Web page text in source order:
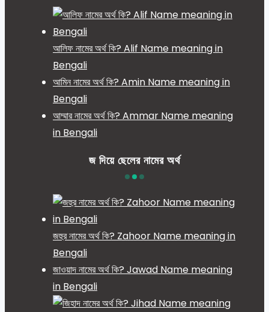
আলিফ নামের অর্থ কি? Alif Name meaning in
Bengali
আমিন নামের অর্থ কি? Amin Name meaning in
Bengali
আম্মার নামের অর্থ কি? Ammar Name meaning
in Bengali
জ দিয়ে ছেলের নামের অর্থ
জহুর নামের অর্থ কি? Zahoor Name meaning in
Bengali
জাওয়াদ নামের অর্থ কি? Jawad Name meaning
in Bengali